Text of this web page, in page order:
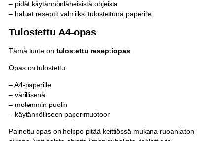
– pidät käytännönläheisistä ohjeista
– haluat reseptit valmiiksi tulostettuna paperille
Tulostettu A4-opas
Tämä tuote on tulostettu reseptiopas.
Opas on tulostettu:
– A4-paperille
– värillisenä
– molemmin puolin
– käytännölliseen paperimuotoon
Painettu opas on helppo pitää keittiössä mukana ruoanlaiton